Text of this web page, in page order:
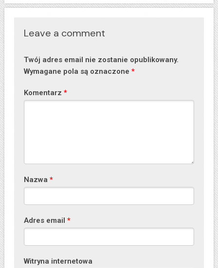
Leave a comment
Twój adres email nie zostanie opublikowany.
Wymagane pola są oznaczone *
Komentarz *
Nazwa *
Adres email *
Witryna internetowa